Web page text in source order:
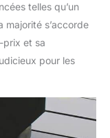
telles qu’un
majorité s’accorde
prix et sa
pour les